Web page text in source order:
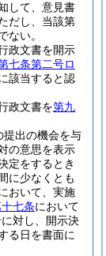
して、意見書
だし、当該第
ない。
政文書を開示
七条第二号ロ
該当すると認
政文書を第九
提出の機会を与
の意思を表示
定をするとき
に少なくとも
おいて、実施
七条において
対し、開示決
る日を書面に